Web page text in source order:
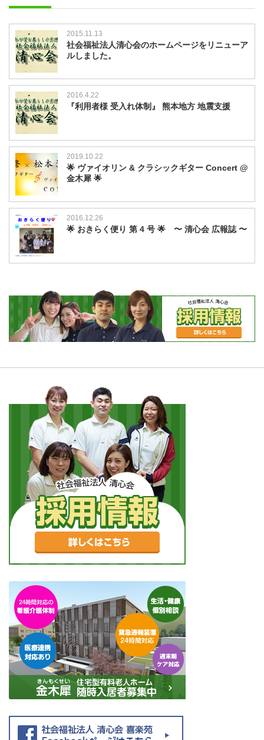
2015.11.13
社会福祉法人清心会のホームページをリニューア
ルしました。
2016.4.22
『利用者様 受入れ体制』 熊本地方 地震支援
2019.10.22
🌟 ヴァイオリン & クラシックギター Concert @
金木犀 🌟
2016.12.26
🌟 おきらく便り 第 4 号 🌟 〜 清心会 広報誌 〜